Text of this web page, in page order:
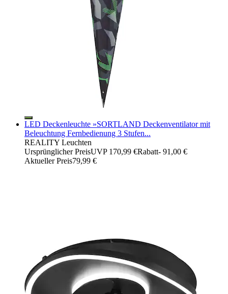
LED Deckenleuchte »SORTLAND Deckenventilator mit
Beleuchtung Fernbedienung 3 Stufen...
REALITY Leuchten
Ursprünglicher PreisUVP 170,99 €Rabatt- 91,00 €
Aktueller Preis79,99 €